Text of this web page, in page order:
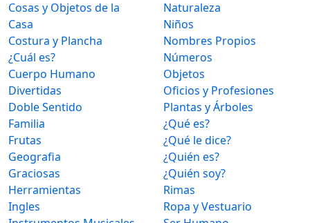
Cosas y Objetos de la
Casa
Costura y Plancha
¿Cuál es?
Cuerpo Humano
Divertidas
Doble Sentido
Familia
Frutas
Geografia
Graciosas
Herramientas
Ingles
Naturaleza
Niños
Nombres Propios
Números
Objetos
Oficios y Profesiones
Plantas y Árboles
¿Qué es?
¿Qué le dice?
¿Quién es?
¿Quién soy?
Rimas
Ropa y Vestuario